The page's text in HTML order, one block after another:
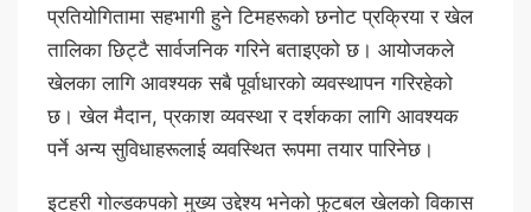
प्रतियोगितामा सहभागी हुने टिमहरूको छनोट प्रक्रिया र खेल
तालिका छिट्टै सार्वजनिक गरिने बताइएको छ। आयोजकले
खेलका लागि आवश्यक सबै पूर्वाधारको व्यवस्थापन गरिरहेको
छ। खेल मैदान, प्रकाश व्यवस्था र दर्शकका लागि आवश्यक
पर्ने अन्य सुविधाहरूलाई व्यवस्थित रूपमा तयार पारिनेछ।
इटहरी गोल्डकपको मुख्य उद्देश्य भनेको फुटबल खेलको विकास